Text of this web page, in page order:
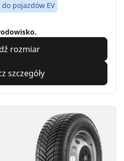
pojazdów EV
rozmiar
szczegóły